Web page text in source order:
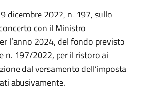
dicembre2022, n. 197,sullo
con il Ministro
l’anno 2024, del fondo previsto
n. 197/2022, per il ristoro ai
dal versamento dell’imposta
abusivamente.